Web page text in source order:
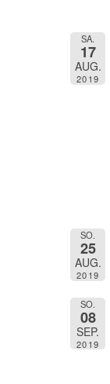
SA.
17
AUG.
2019
SO.
25
AUG.
2019
SO.
08
SEP.
2019